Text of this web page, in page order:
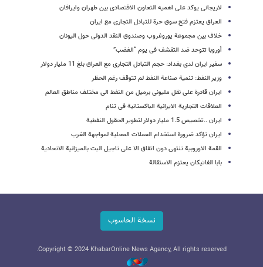
لاریجانی یوکد علی اهمیه التعاون الاقتصادی بین طهران وایرافان
العراق یعتزم فتح سوق حرة للتبادل التجاری مع ایران
خلاف بین مجموعة یوروغروب وصندوق النقد الدولی حول الیونان
أوروبا تتوحد ضد التقشف فی یوم “الغضب”
سفیر ایران لدى بغداد: حجم التبادل التجاری مع العراق بلغ 11 ملیار دولار
وزیر النفط: تنمیة صناعة النفط لم تتوقف رغم الحظر
ایران قادرة علی نقل ملیونی برمیل من النفط الی مختلف مناطق العالم
العلاقات التجاریة الایرانیة الباکستانیة فی تنام
ایران ..تخصیص 1.5 ملیار دولار لتطویر الحقول النفطیة
ایران تؤکد ضرورة استخدام العملات المحلیة لمواجهة الغرب
القمة الاوروبیة تنتهی دون اتفاق الا على تاجیل البت بالمیزانیة الاتحادیة
بابا الفاتیکان یعتزم الاستقالة
نسخة الحاسوب
Copyright © 2024 KhabarOnline News Agancy, All rights reserved.